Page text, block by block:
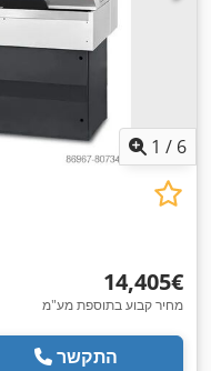
1 / 6
‏14,405 ‏€
מחיר קבוע בתוספת מע"מ
התקשר